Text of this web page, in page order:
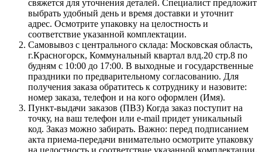
свяжется для уточнения деталей. Специалист предложит
выбрать удобный день и время доставки и уточнит
адрес. Осмотрите упаковку на целостность и
соответствие указанной комплектации.
Самовывоз с центрального склада: Московская область,
г.Красногорск, Коммунальный квартал влд.20 стр.8 по
будням с 10:00 до 17:00. В выходные и государственные
праздники по предварительному согласованию. Для
получения заказа обратитесь к сотруднику и назовите:
номер заказа, телефон и на кого оформлен (Имя).
Пункт-выдачи заказов (ПВЗ) Когда заказ поступит на
точку, на ваш телефон или e-mail придет уникальный
код. Заказ можно забирать. Важно: перед подписанием
акта приема-передачи внимательно осмотрите упаковку
на целостность и соответствие указанной комплектации,